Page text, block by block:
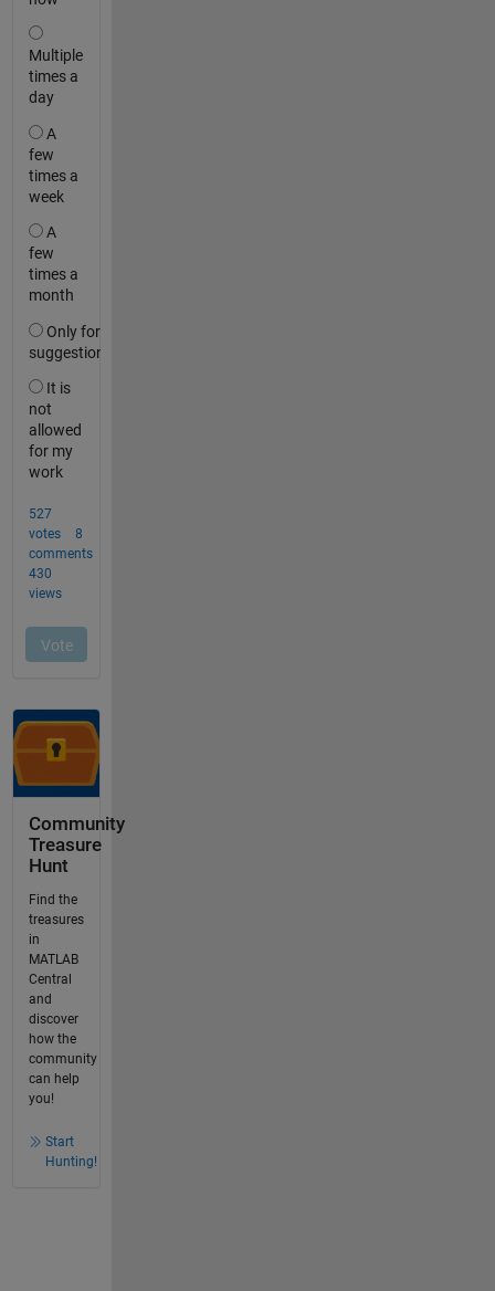
Community
Treasure
Hunt
Find the
treasures
in
MATLAB
Central
and
discover
how the
community
can help
you!
Start
Hunting!